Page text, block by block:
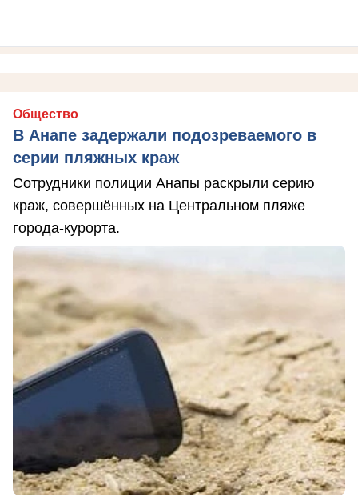
Общество
В Анапе задержали подозреваемого в
серии пляжных краж
Сотрудники полиции Анапы раскрыли серию
краж, совершённых на Центральном пляже
города-курорта.